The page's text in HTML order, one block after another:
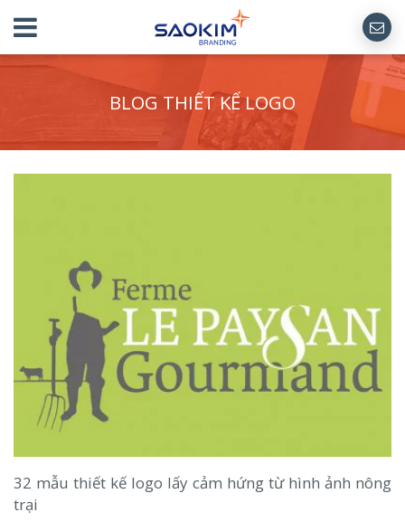
BLOG THIẾT KẾ LOGO
32 mẫu thiết kế logo lấy cảm hứng từ hình ảnh nông
trại